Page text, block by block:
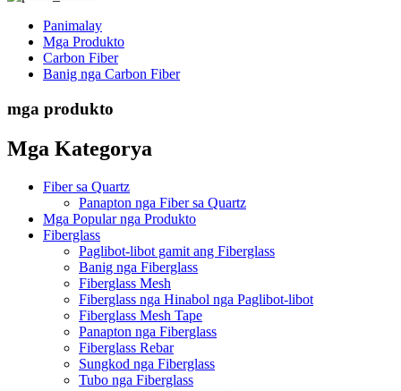
Panimalay
Mga Produkto
Carbon Fiber
Banig nga Carbon Fiber
mga produkto
Mga Kategorya
Fiber sa Quartz
Panapton nga Fiber sa Quartz
Mga Popular nga Produkto
Fiberglass
Paglibot-libot gamit ang Fiberglass
Banig nga Fiberglass
Fiberglass Mesh
Fiberglass nga Hinabol nga Paglibot-libot
Fiberglass Mesh Tape
Panapton nga Fiberglass
Fiberglass Rebar
Sungkod nga Fiberglass
Tubo nga Fiberglass